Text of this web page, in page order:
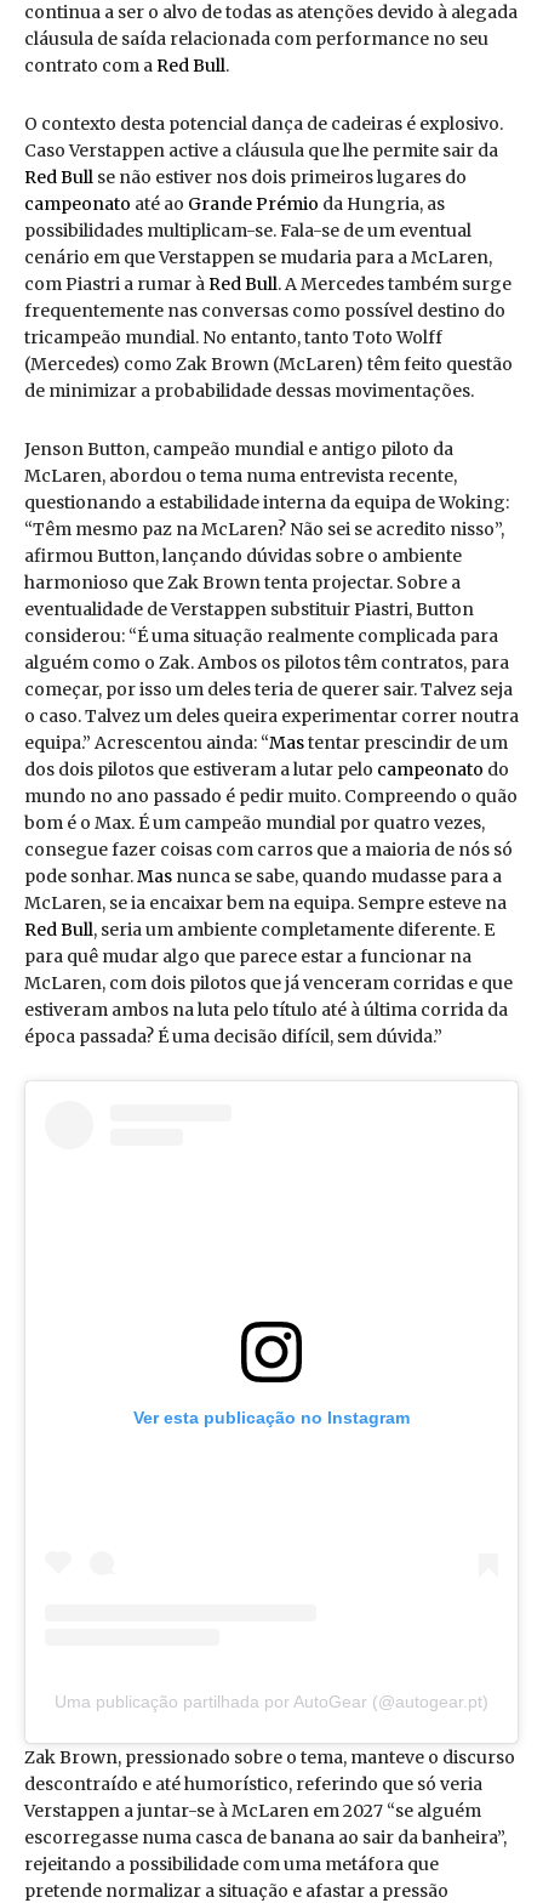
continua a ser o alvo de todas as atenções devido à alegada
cláusula de saída relacionada com performance no seu
contrato com aRed Bull.
O contexto desta potencial dança de cadeiras é explosivo.
Caso Verstappen active a cláusula que lhe permite sair da
Red Bull se não estiver nos dois primeiros lugares do
campeonato até ao Grande Prémio da Hungria, as
possibilidades multiplicam-se. Fala-se de um eventual
cenário em que Verstappen se mudaria para a McLaren,
com Piastri a rumar àRed Bull. A Mercedes também surge
frequentemente nas conversas como possível destino do
tricampeão mundial. No entanto, tanto Toto Wolff
(Mercedes) como Zak Brown (McLaren) têm feito questão
de minimizar a probabilidade dessas movimentações.
Jenson Button, campeão mundial e antigo piloto da
McLaren, abordou o tema numa entrevista recente,
questionando a estabilidade interna da equipa de Woking:
“Têm mesmo paz na McLaren? Não sei se acredito nisso”,
afirmou Button, lançando dúvidas sobre o ambiente
harmonioso que Zak Brown tenta projectar. Sobre a
eventualidade de Verstappen substituir Piastri, Button
considerou: “É uma situação realmente complicada para
alguém como o Zak. Ambos os pilotos têm contratos, para
começar, por isso um deles teria de querer sair. Talvez seja
o caso. Talvez um deles queira experimentar correr noutra
equipa.” Acrescentou ainda: “Mastentar prescindir de um
dos dois pilotos que estiveram a lutar pelo campeonato do
mundo no ano passado é pedir muito. Compreendo o quão
bom é o Max. É um campeão mundial por quatro vezes,
consegue fazer coisas com carros que a maioria de nós só
pode sonhar.Mas nunca se sabe, quando mudasse para a
McLaren, se ia encaixar bem na equipa. Sempre esteve na
Red Bull, seria um ambiente completamente diferente. E
para quê mudar algo que parece estar a funcionar na
McLaren, com dois pilotos que já venceram corridas e que
estiveram ambos na luta pelo título até à última corrida da
época passada? É uma decisão difícil, sem dúvida.”
Ver esta publicação no Instagram
Uma publicação partilhada por AutoGear (@autogear.pt)
Zak Brown, pressionado sobre o tema, manteve o discurso
descontraído e até humorístico, referindo que só veria
Verstappen a juntar-se à McLaren em 2027 “se alguém
escorregasse numa casca de banana ao sair da banheira”,
rejeitando a possibilidade com uma metáfora que
pretende normalizar a situação e afastar a pressão